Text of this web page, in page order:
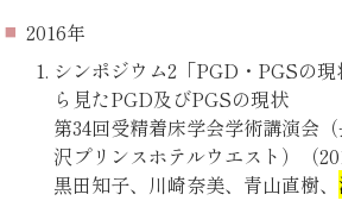
2016年
シンポジウム2「PGD・PGSの
ら見たPGD及びPGSの現状
第34回受精着床学会学術講演会
沢プリンスホテルウエスト）（
黒田知子、川崎奈美、青山直樹、